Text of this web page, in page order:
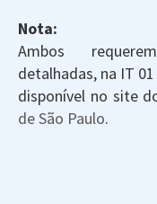
Nota:
Ambos
detalhadas, na IT
disponível no site
de São Paulo.